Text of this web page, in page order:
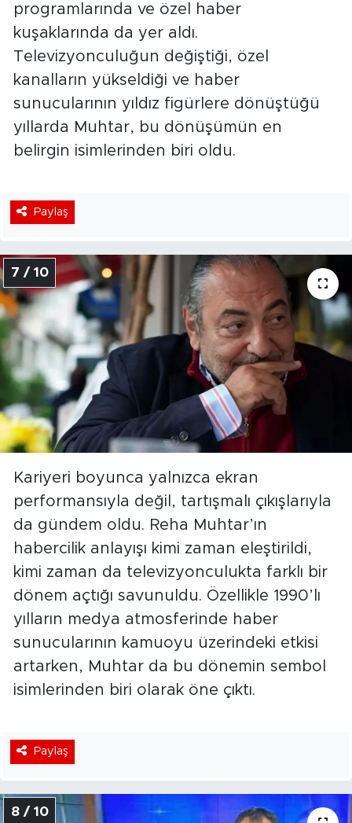
programlarında ve özel haber
kuşaklarında da yer aldı.
Televizyonculuğun değiştiği, özel
kanalların yükseldiği ve haber
sunucularının yıldız figürlere dönüştüğü
yıllarda Muhtar, bu dönüşümün en
belirgin isimlerinden biri oldu.
Paylaş
7 / 10
Kariyeri boyunca yalnızca ekran
performansıyla değil, tartışmalı çıkışlarıyla
da gündem oldu. Reha Muhtar’ın
habercilik anlayışı kimi zaman eleştirildi,
kimi zaman da televizyonculukta farklı bir
dönem açtığı savunuldu. Özellikle 1990’lı
yılların medya atmosferinde haber
sunucularının kamuoyu üzerindeki etkisi
artarken, Muhtar da bu dönemin sembol
isimlerinden biri olarak öne çıktı.
Paylaş
8 / 10